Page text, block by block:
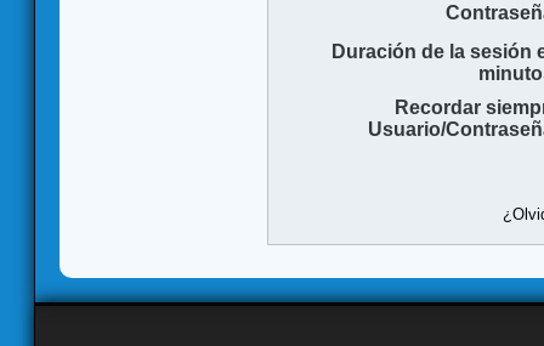
Duración de la sesión
Recordar
Usuario/